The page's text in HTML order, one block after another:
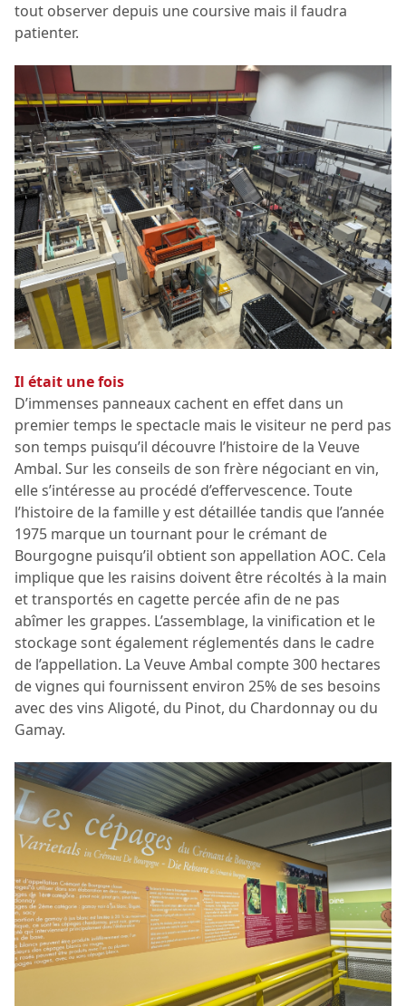
tout observer depuis une coursive mais il faudra
patienter.
Il était une fois
D’immenses panneaux cachent en effet dans un
premier temps le spectacle mais le visiteur ne perd pas
son temps puisqu’il découvre l’histoire de la Veuve
Ambal. Sur les conseils de son frère négociant en vin,
elle s’intéresse au procédé d’effervescence. Toute
l’histoire de la famille y est détaillée tandis que l’année
1975 marque un tournant pour le crémant de
Bourgogne puisqu’il obtient son appellation AOC. Cela
implique que les raisins doivent être récoltés à la main
et transportés en cagette percée afin de ne pas
abîmer les grappes. L’assemblage, la vinification et le
stockage sont également réglementés dans le cadre
de l’appellation. La Veuve Ambal compte 300 hectares
de vignes qui fournissent environ 25% de ses besoins
avec des vins Aligoté, du Pinot, du Chardonnay ou du
Gamay.